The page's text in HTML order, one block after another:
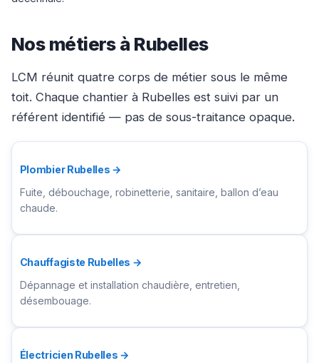
Nos métiers à Rubelles
LCM réunit quatre corps de métier sous le même
toit. Chaque chantier à Rubelles est suivi par un
référent identifié — pas de sous-traitance opaque.
Plombier Rubelles →
Fuite, débouchage, robinetterie, sanitaire, ballon d’eau
chaude.
Chauffagiste Rubelles →
Dépannage et installation chaudière, entretien,
désembouage.
Électricien Rubelles →